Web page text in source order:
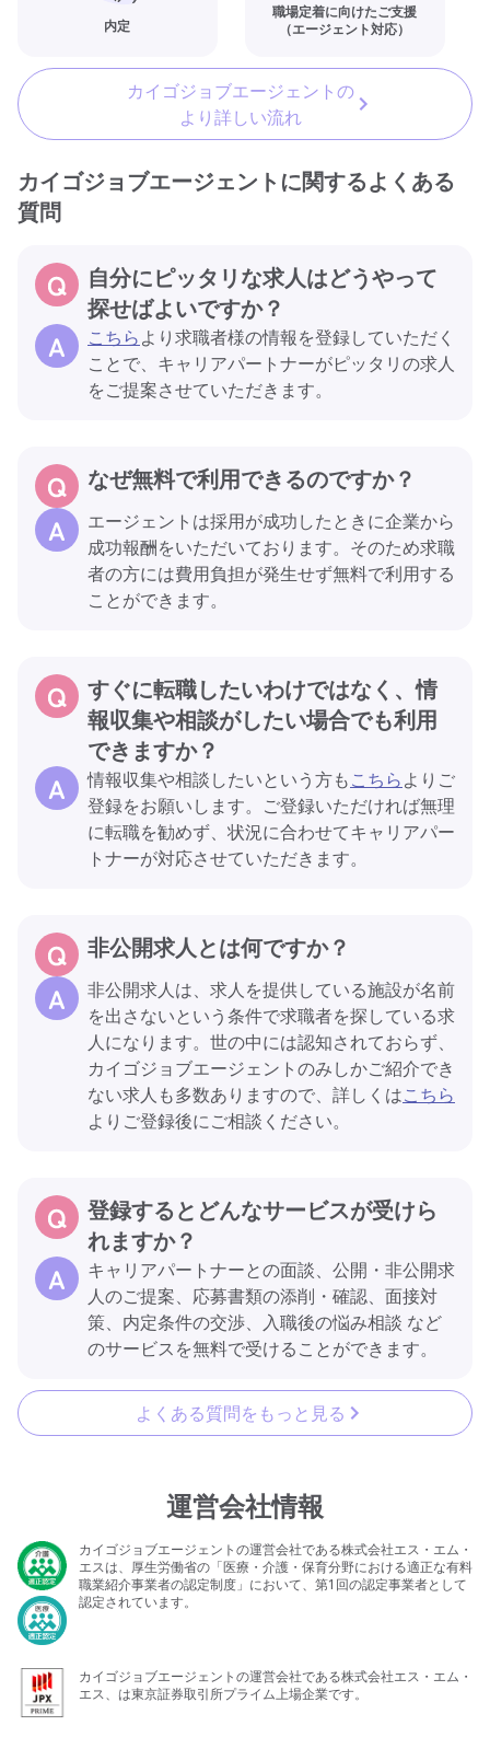
内定
職場定着に向けたご支援
（エージェント対応）
カイゴジョブエージェントの
より詳しい流れ
カイゴジョブエージェントに関するよくある
質問
自分にピッタリな求人はどうやって
探せばよいですか？
こちらより求職者様の情報を登録していただく
ことで、キャリアパートナーがピッタリの求人
をご提案させていただきます。
なぜ無料で利用できるのですか？
エージェントは採用が成功したときに企業から
成功報酬をいただいております。そのため求職
者の方には費用負担が発生せず無料で利用する
ことができます。
すぐに転職したいわけではなく、情
報収集や相談がしたい場合でも利用
できますか？
情報収集や相談したいという方もこちらよりご
登録をお願いします。ご登録いただければ無理
に転職を勧めず、状況に合わせてキャリアパー
トナーが対応させていただきます。
非公開求人とは何ですか？
非公開求人は、求人を提供している施設が名前
を出さないという条件で求職者を探している求
人になります。世の中には認知されておらず、
カイゴジョブエージェントのみしかご紹介でき
ない求人も多数ありますので、詳しくはこちら
よりご登録後にご相談ください。
登録するとどんなサービスが受けら
れますか？
キャリアパートナーとの面談、公開・非公開求
人のご提案、応募書類の添削・確認、面接対
策、内定条件の交渉、入職後の悩み相談 など
のサービスを無料で受けることができます。
よくある質問をもっと見る
運営会社情報
カイゴジョブエージェントの運営会社である株式会社エス・エム・
エスは、厚生労働省の「医療・介護・保育分野における適正な有料
職業紹介事業者の認定制度」において、第1回の認定事業者として
認定されています。
カイゴジョブエージェントの運営会社である株式会社エス・エム・
エス、は東京証券取引所プライム上場企業です。